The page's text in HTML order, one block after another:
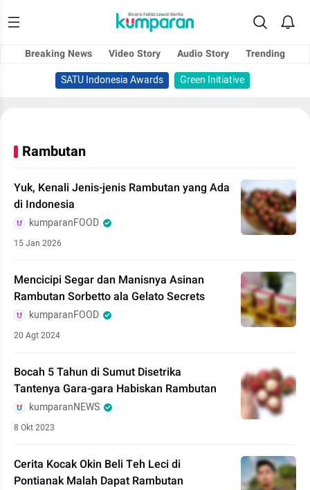
Breaking News Video Story Audio Story
Trending
SATU Indonesia Awards
Green Initiative
Rambutan
Yuk, Kenali Jenis-jenis Rambutan yang Ada
di Indonesia
kumparanFOOD
15 Jan 2026
Mencicipi Segar dan Manisnya Asinan
Rambutan Sorbetto ala Gelato Secrets
kumparanFOOD
20 Agt 2024
Bocah 5 Tahun di Sumut Disetrika
Tantenya Gara-gara Habiskan Rambutan
kumparanNEWS
8 Okt 2023
Cerita Kocak Okin Beli Teh Leci di
Pontianak Malah Dapat Rambutan